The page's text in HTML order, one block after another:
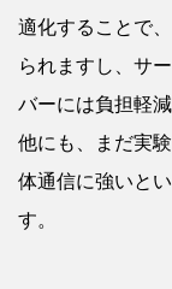
適化することで
られますし、サ
バーには負担軽
他にも、まだ実
体通信に強いと
す。